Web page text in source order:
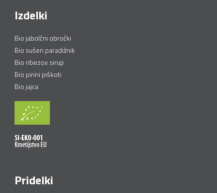
Izdelki
Bio jabolčni obročki
Bio sušen paradižnik
Bio ribezov sirup
Bio pirini piškoti
Bio jajca
Pridelki